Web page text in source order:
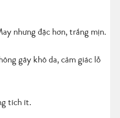
nhưng đặc hơn, trắng mịn.
gây khô da, cảm giác lỗ
tích ít.